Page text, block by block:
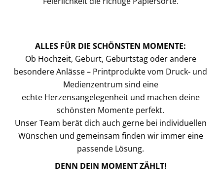
ALLES FÜR DIE SCHÖNSTEN MOMENTE:
Ob Hochzeit, Geburt, Geburtstag oder andere
besondere Anlässe – Printprodukte vom Druck- und
Medienzentrum sind eine
echte Herzensangelegenheit und machen deine
schönsten Momente perfekt.
Unser Team berät dich auch gerne bei individuellen
Wünschen und gemeinsam finden wir immer eine
passende Lösung.
DENN DEIN MOMENT ZÄHLT!